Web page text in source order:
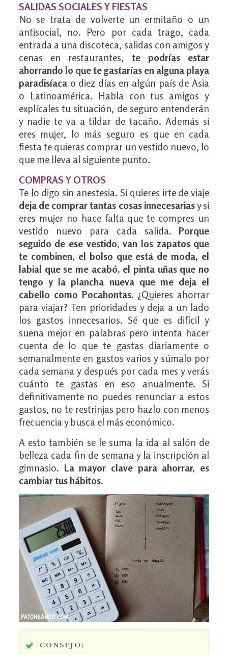
SALIDAS SOCIALES Y FIESTAS
No se trata de volverte un ermitaño o un
antisocial, no. Pero por cada trago, cada
entrada a una discoteca, salidas con amigos y
cenas en restaurantes, te podrías estar
ahorrando lo que te gastarías en alguna playa
paradisíacao diez días en algún país de Asia
o Latinoamérica. Habla con tus amigos y
explícales tu situación, de seguro entenderán
y nadie te va a tildar de tacaño. Además si
eres mujer, lo más seguro es que en cada
fiesta te quieras comprar un vestido nuevo, lo
que me lleva al siguiente punto.
COMPRAS Y OTROS
Te lo digo sin anestesia. Si quieres irte de viaje
deja de comprar tantas cosas innecesariasy si
eres mujer no hace falta que te compres un
vestido nuevo para cada salida.Porque
seguido de ese vestido, van los zapatos que
te combinen, el bolso que está de moda, el
labial que se me acabó, el pinta uñas que no
tengo y la plancha nueva que me deja el
cabello como Pocahontas. ¿Quieres ahorrar
para viajar? Ten prioridades y deja a un lado
los gastos innecesarios. Sé que es difícil y
suena mejor en palabras pero intenta hacer
cuenta de lo que te gastas diariamente o
semanalmente en gastos varios y súmalo por
cada semana y después por cada mes y verás
cuánto te gastas en eso anualmente. Si
definitivamente no puedes renunciar a estos
gastos, no te restrinjas pero hazlo con menos
frecuencia y busca el más económico.
A esto también se le suma la ida al salón de
belleza cada fin de semana y la inscripción al
gimnasio. La mayor clave para ahorrar, es
cambiar tus hábitos.
CONSEJO: